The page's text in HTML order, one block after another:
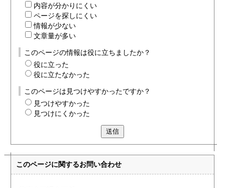
内容が分かりにくい
ページを探しにくい
情報が少ない
文章量が多い
このページの情報は役に立ちましたか？
役に立った
役に立たなかった
このページは見つけやすかったですか？
見つけやすかった
見つけにくかった
送信
このページに関するお問い合わせ